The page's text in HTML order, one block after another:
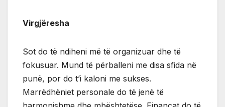
Virgjëresha
Sot do të ndiheni më të organizuar dhe të
fokusuar. Mund të përballeni me disa sfida në
punë, por do t’i kaloni me sukses.
Marrëdhëniet personale do të jenë të